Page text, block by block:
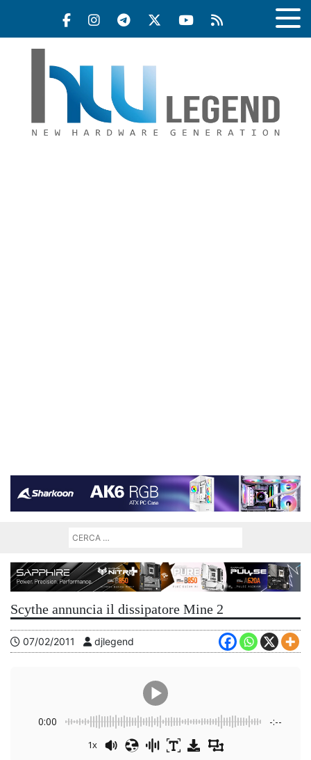
Scythe annuncia il dissipatore Mine 2
07/02/2011 djlegend
0:00 -:--
1x